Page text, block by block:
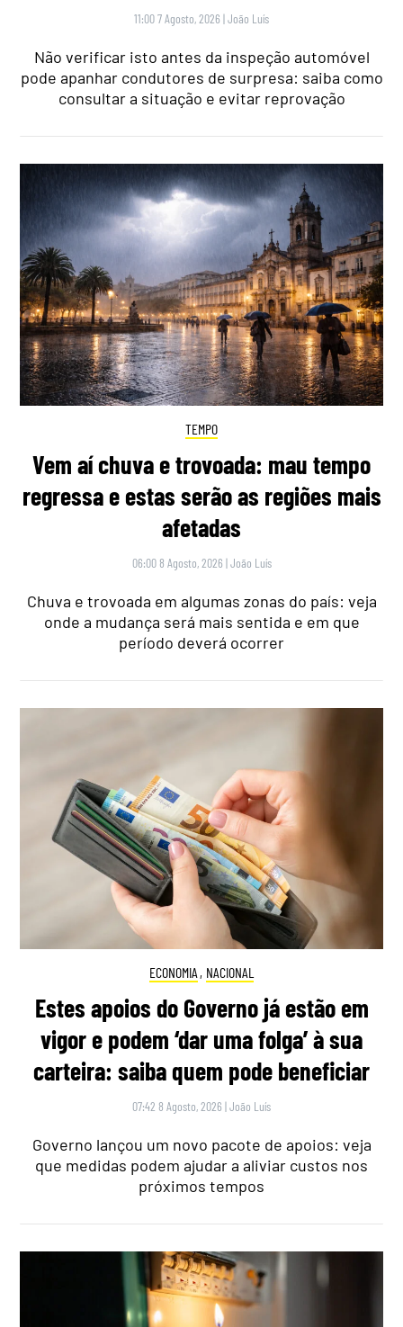
11:00 7 Agosto, 2026 |João Luís
Não verificar isto antes da inspeção automóvel
pode apanhar condutores de surpresa: saiba como
consultar a situação e evitar reprovação
TEMPO
Vem aí chuva e trovoada: mau tempo
regressa e estas serão as regiões mais
afetadas
06:00 8 Agosto, 2026 |João Luís
Chuva e trovoada em algumas zonas do país: veja
onde a mudança será mais sentida e em que
período deverá ocorrer
ECONOMIA , NACIONAL
Estes apoios do Governo já estão em
vigor e podem ‘dar uma folga’ à sua
carteira: saiba quem pode beneficiar
07:42 8 Agosto, 2026 |João Luís
Governo lançou um novo pacote de apoios: veja
que medidas podem ajudar a aliviar custos nos
próximos tempos